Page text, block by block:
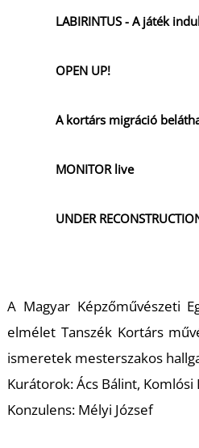
LABIRINTUS - A játék indul
OPEN UP!
A kortárs migráció
MONITOR live
UNDER
A Magyar Képzőművészeti
elmélet Tanszék Kortárs
ismeretek mesterszakos
Kurátorok: Ács Bálint, Komlósi
Konzulens: Mélyi József